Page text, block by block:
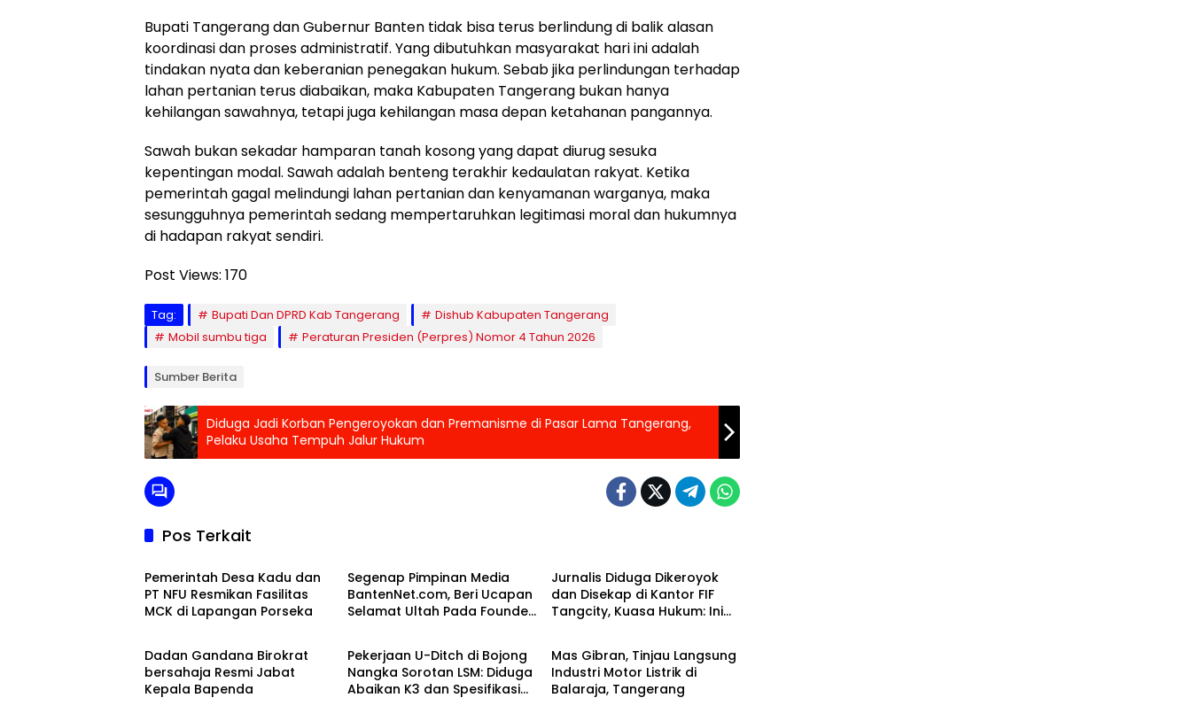
Bupati Tangerang dan Gubernur Banten tidak bisa terus berlindung di balik alasan
koordinasi dan proses administratif. Yang dibutuhkan masyarakat hari ini adalah
tindakan nyata dan keberanian penegakan hukum. Sebab jika perlindungan terhadap
lahan pertanian terus diabaikan, maka Kabupaten Tangerang bukan hanya
kehilangan sawahnya, tetapi juga kehilangan masa depan ketahanan pangannya.
Sawah bukan sekadar hamparan tanah kosong yang dapat diurug sesuka
kepentingan modal. Sawah adalah benteng terakhir kedaulatan rakyat. Ketika
pemerintah gagal melindungi lahan pertanian dan kenyamanan warganya, maka
sesungguhnya pemerintah sedang mempertaruhkan legitimasi moral dan hukumnya
di hadapan rakyat sendiri.
Post Views: 170
Tag: Bupati Dan DPRD Kab Tangerang
Dishub Kabupaten Tangerang
Mobil sumbu tiga
Peraturan Presiden (Perpres) Nomor 4 Tahun 2026
Sumber Berita
Diduga Jadi Korban Pengeroyokan dan Premanisme di Pasar Lama Tangerang,
Pelaku Usaha Tempuh Jalur Hukum
Pos Terkait
Banten Raya
Pemerintah Desa Kadu dan
PT NFU Resmikan Fasilitas
MCK di Lapangan Porseka
Segenap Pimpinan Media
BantenNet.com, Beri Ucapan
Selamat Ultah Pada Founder
Jurnalis Diduga Dikeroyok
dan Disekap di Kantor FIF
Tangcity, Kuasa Hukum: Ini
Pembungkaman Pers
Banten Raya
Dadan Gandana Birokrat
bersahaja Resmi Jabat
Kepala Bapenda
Banten Raya
Pekerjaan U-Ditch di Bojong
Nangka Sorotan LSM: Diduga
Abaikan K3 dan Spesifikasi
Banten Raya
Mas Gibran, Tinjau Langsung
Industri Motor Listrik di
Balaraja, Tangerang